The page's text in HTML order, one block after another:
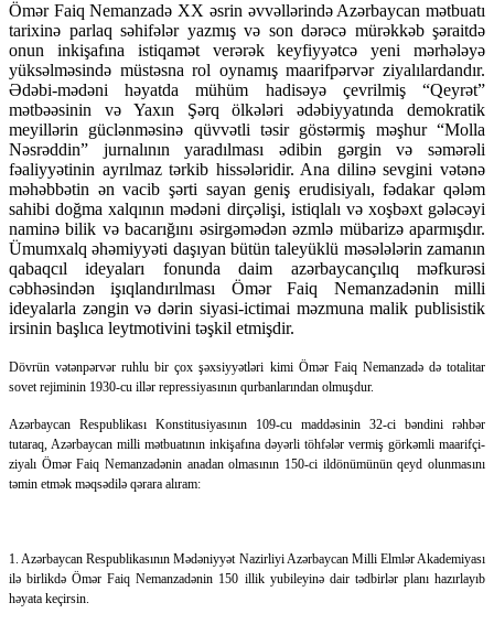
Ömər Faiq Nemanzadə XX əsrin əvvəllərində Azərbaycan mətbuatı
tarixinə parlaq səhifələr yazmış və son dərəcə mürəkkəb şəraitdə
onun inkişafına istiqamət verərək keyfiyyətcə yeni mərhələyə
yüksəlməsində müstəsna rol oynamış maarifpərvər ziyalılardandır.
Ədəbi-mədəni həyatda mühüm hadisəyə çevrilmiş “Qeyrət”
mətbəəsinin və Yaxın Şərq ölkələri ədəbiyyatında demokratik
meyillərin güclənməsinə qüvvətli təsir göstərmiş məşhur “Molla
Nəsrəddin” jurnalının yaradılması ədibin gərgin və səmərəli
fəaliyyətinin ayrılmaz tərkib hissələridir. Ana dilinə sevgini vətənə
məhəbbətin ən vacib şərti sayan geniş erudisiyalı, fədakar qələm
sahibi doğma xalqının mədəni dirçəlişi, istiqlalı və xoşbəxt gələcəyi
naminə bilik və bacarığını əsirgəmədən əzmlə mübarizə aparmışdır.
Ümumxalq əhəmiyyəti daşıyan bütün taleyüklü məsələlərin zamanın
qabaqcıl ideyaları fonunda daim azərbaycançılıq məfkurəsi
cəbhəsindən işıqlandırılması Ömər Faiq Nemanzadənin milli
ideyalarla zəngin və dərin siyasi-ictimai məzmuna malik publisistik
irsinin başlıca leytmotivini təşkil etmişdir.
Dövrün vətənpərvər ruhlu bir çox şəxsiyyətləri kimi Ömər Faiq Nemanzadə də totalitar
sovet rejiminin 1930-cu illər repressiyasının qurbanlarından olmuşdur.
Azərbaycan Respublikası Konstitusiyasının 109-cu maddəsinin 32-ci bəndini rəhbər
tutaraq, Azərbaycan milli mətbuatının inkişafına dəyərli töhfələr vermiş görkəmli maarifçi-
ziyalı Ömər Faiq Nemanzadənin anadan olmasının 150-ci ildönümünün qeyd olunmasını
təmin etmək məqsədilə qərara alıram:
1. Azərbaycan Respublikasının Mədəniyyət Nazirliyi Azərbaycan Milli Elmlər Akademiyası
ilə birlikdə Ömər Faiq Nemanzadənin 150 illik yubileyinə dair tədbirlər planı hazırlayıb
həyata keçirsin.